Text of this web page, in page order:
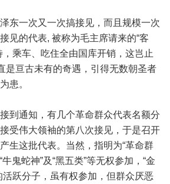
东一次又一次搞接见，而且规模一次
见的代表, 被称为毛主席请来的“客
，乘车、吃住全由国库开销，这岂止
是亘古未有的奇遇，引得无数朝圣者
患。
到通知，有几个革命群众代表名额分
受伟大领袖的第八次接见，于是召开
生这批代表。当然，指明为“革命群
牛鬼蛇神”及“黑五类”等无权参加，“金
活跃分子，虽有权参加，但群众厌恶